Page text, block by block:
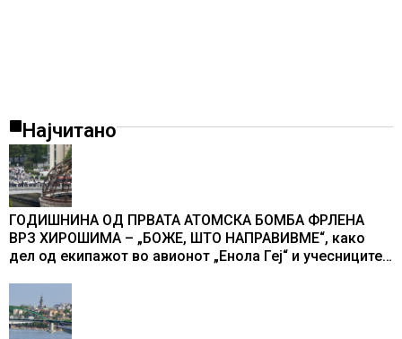
Најчитано
ГОДИШНИНА ОД ПРВАТА АТОМСКА БОМБА ФРЛЕНА
ВРЗ ХИРОШИМА – „БОЖЕ, ШТО НАПРАВИВМЕ“, како
дел од екипажот во авионот „Енола Геј“ и учесниците
промени текот на историјата